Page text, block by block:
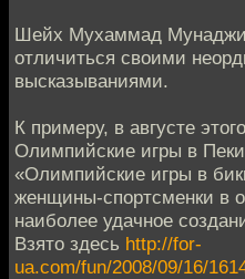
Шейх Мухаммад
отличиться своими
высказываниями.
К примеру, в августе
Олимпийские игры в
«Олимпийские игры в
женщины-спортсменки в
наиболее удачное
Взято здесь http://for-
ua.com/fun/2008/09/16/